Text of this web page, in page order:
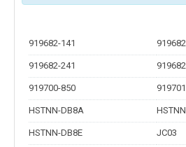
919682-141
919682-241
919700-850
HSTNN-DB8A
HSTNN-DB8E JC03